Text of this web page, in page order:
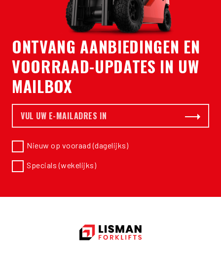
ONTVANG AANBIEDINGEN EN
VOORRAAD-UPDATES IN UW
MAILBOX
E-mail *
Abonneer
Nieuw op vooraad (dagelijks)
Specials (wekelijks)